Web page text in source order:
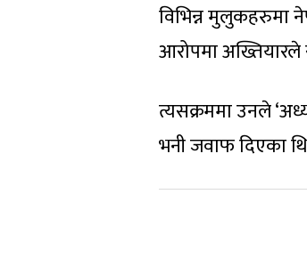
विभिन्न मुलुकहरुमा
आरोपमा अख्तियारले
त्यसक्रममा उनले
भनी जवाफ दिएका